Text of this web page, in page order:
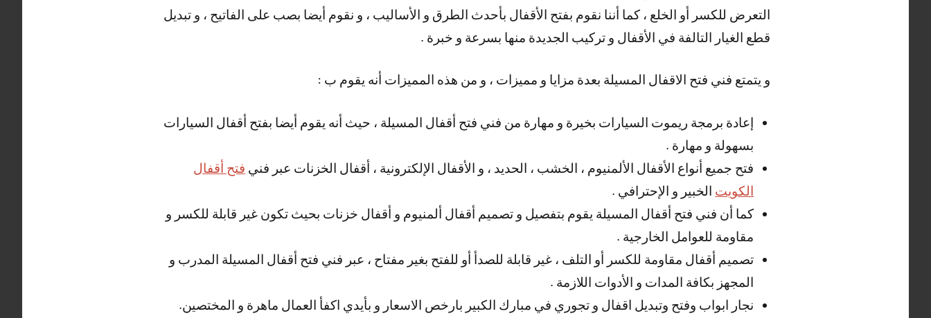
التعرض للكسر أو الخلع ، كما أننا نقوم بفتح الأقفال بأحدث الطرق و الأساليب ، و نقوم أيضا بصب على الفاتيح ، و تبديل
قطع الغيار التالفة في الأقفال و تركيب الجديدة منها بسرعة و خبرة .
و يتمتع فني فتح الاقفال المسيلة بعدة مزايا و مميزات ، و من هذه المميزات أنه يقوم ب :
إعادة برمجة ريموت السيارات بخيرة و مهارة من فني فتح أقفال المسيلة ، حيث أنه يقوم أيضا بفتح أقفال السيارات
بسهولة و مهارة .
فتح جميع أنواع الأقفال الألمنيوم ، الخشب ، الحديد ، و الأقفال الإلكترونية ، أقفال الخزنات عبر فني فتح أقفال
الكويت الخبير و الإحترافي .
كما أن فني فتح أقفال المسيلة يقوم بتفصيل و تصميم أقفال ألمنيوم و أقفال خزنات بحيث تكون غير قابلة للكسر و
مقاومة للعوامل الخارجية .
تصميم أقفال مقاومة للكسر أو التلف ، غير قابلة للصدأ أو للفتح بغير مفتاح ، عبر فني فتح أقفال المسيلة المدرب و
المجهز بكافة المدات و الأدوات اللازمة .
نجار ابواب وفتح وتبديل اقفال و تجوري في مبارك الكبير بارخص الاسعار و بأيدي اكفأ العمال ماهرة و المختصين.